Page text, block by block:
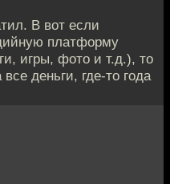
В вот если
платформу
игры, фото и т.д.), то
деньги, где-то года